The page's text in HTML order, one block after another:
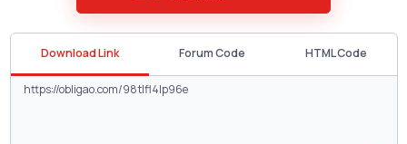
Download Link Forum Code HTML Code